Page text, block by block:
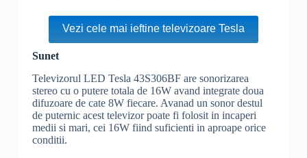
Vezi cele mai ieftine televizoare Tesla
Sunet
Televizorul LED Tesla 43S306BF are sonorizarea
stereo cu o putere totala de 16W avand integrate doua
difuzoare de cate 8W fiecare. Avanad un sonor destul
de puternic acest televizor poate fi folosit in incaperi
medii si mari, cei 16W fiind suficienti in aproape orice
conditii.